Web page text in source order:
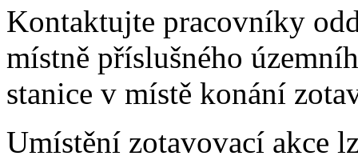
Kontaktujte pracovníky
místně příslušného
stanice v místě konání
Umístění zotavovací akce